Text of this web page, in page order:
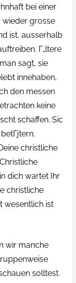
bei einer
wieder grosse
ist, ausserhalb
Г„ltere
sagt, sie
innehaben,
den messen
keine
schaffen. Sic
christliche
dich wartet Ihr
christliche
wesentlich ist
wir manche
solltest.